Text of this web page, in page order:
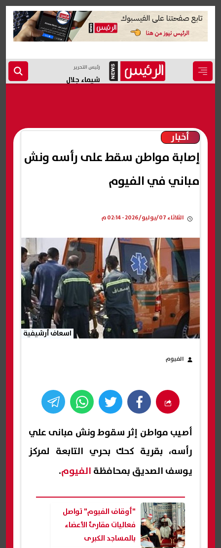
رئيس التحرير
شيماء جلال
أخبار
إصابة مواطن سقط على رأسه ونش
مباني في الفيوم
الثلاثاء 07/يوليو/2026 - 02:14 م
اسعاف أرشيفية
الفيوم
أصيب مواطن إثر سقوط ونش مبانى علي
رأسه، بقرية كحك بحري التابعة لمركز
يوسف الصديق بمحافظةالفيوم.
"أوقاف الفيوم" تواصل
فعاليات مقارئ الأعضاء
بالمساجد الكبرى